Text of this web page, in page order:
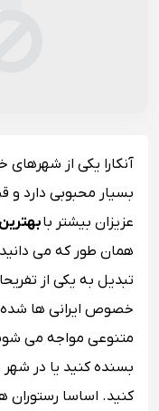
آنکارا یکی از
بسیار محبوبی دارد
عزیزان بیشتر با
همان طور که می دانید
تبدیل به یکی از
خصوص ایرانی ها شده
متنوعی مواجه می
بسنده کنید یا در شهر
کنید. اساسا رستوران